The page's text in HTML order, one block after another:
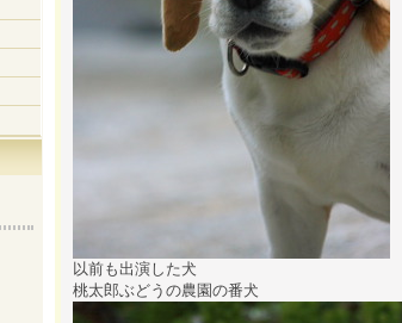
以前も出演した犬
桃太郎ぶどうの農園の番犬